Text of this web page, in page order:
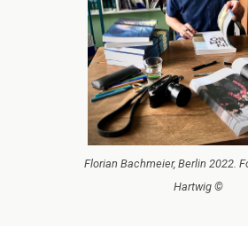
Florian Bachmeier, Berlin 2022.
Hartwig ©